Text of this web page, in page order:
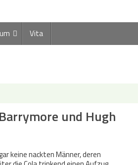
Vita
und Hugh
keine nackten Männer, deren